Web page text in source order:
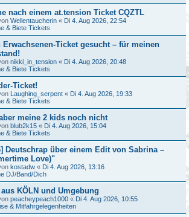
nach einem at.tension Ticket CQZTL
Wellentaucherin « Di 4. Aug 2026, 22:54
& Biete Tickets
Erwachsenen-Ticket gesucht – für meinen
nikki_in_tension « Di 4. Aug 2026, 20:48
& Biete Tickets
Ticket!
Laughing_serpent « Di 4. Aug 2026, 19:33
& Biete Tickets
meine 2 kids noch nicht
blub2k15 « Di 4. Aug 2026, 15:04
& Biete Tickets
Deutschrap über einem Edit von Sabrina –
Love)"
kostadw « Di 4. Aug 2026, 13:16
DJ/Band/Dich
KÖLN und Umgebung
peacheypeach1000 « Di 4. Aug 2026, 10:55
& Mitfahrgelegenheiten